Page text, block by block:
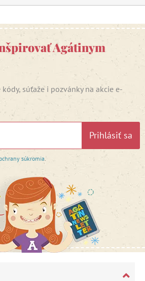
Agátinym
súťaže i pozvánky na akcie e-
Prihlásiť sa
súkromia.